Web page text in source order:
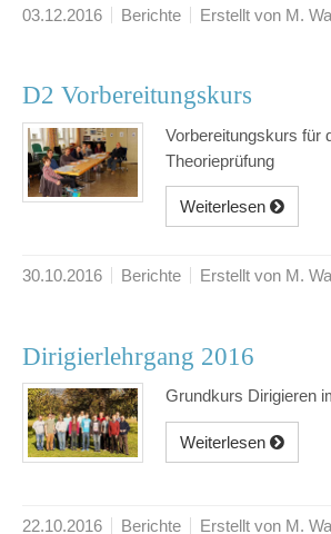
03.12.2016 Berichte Erstellt von M.
D2 Vorbereitungskurs
Vorbereitungskurs für
Theorieprüfung
Weiterlesen
30.10.2016 Berichte Erstellt von M.
Dirigierlehrgang 2016
Grundkurs Dirigieren
Weiterlesen
22.10.2016 Berichte Erstellt von M.